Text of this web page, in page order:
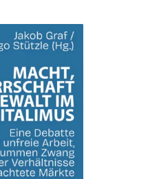
Untermenü
öffnen